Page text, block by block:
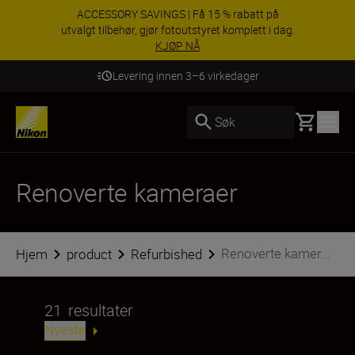
ACCESSORY SAVINGS | Få 15 % rabatt på
utvalgt tilbehør, gjør fotoutstyret komplett i dag.
KJØP NÅ
Levering innen 3–6 virkedager
Søk Basket
Renoverte kameraer
Hjem product Refurbished Renoverte kamer...
21 resultater
Nyeste